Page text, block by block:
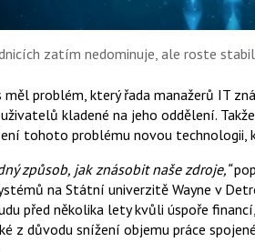
zatím nedominuje, ale roste
měl problém, který řada manažerů IT
uživatelů kladené na jeho oddělení.
tohoto problému novou technologii,
způsob, jak znásobit naše zdroje,“
na Státní univerzitě Wayne v
před několika lety kvůli úspoře
z důvodu snížení objemu práce